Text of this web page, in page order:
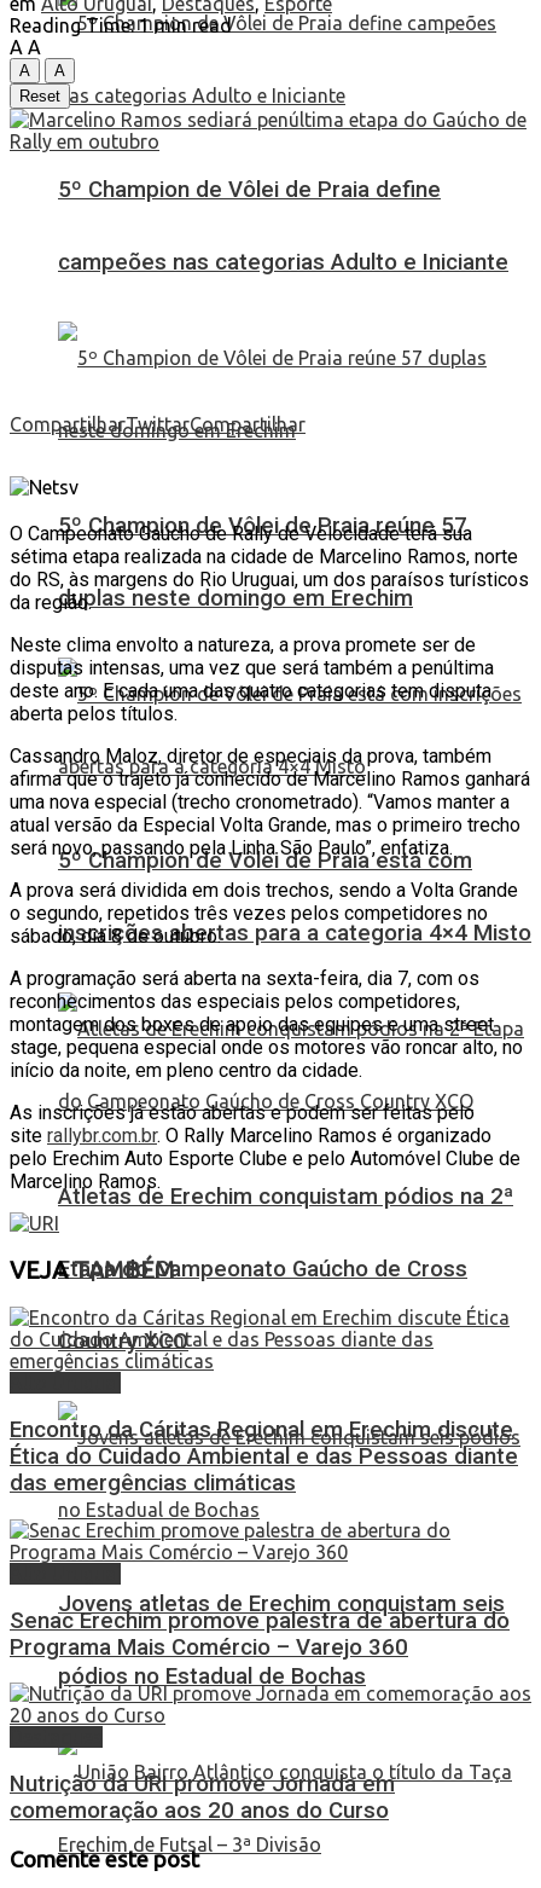
5º Champion de Vôlei de Praia define
campeões nas categorias Adulto e Iniciante
5º Champion de Vôlei de Praia reúne 57
duplas neste domingo em Erechim
5º Champion de Vôlei de Praia está com
inscrições abertas para a categoria 4×4 Misto
Atletas de Erechim conquistam pódios na 2ª
Etapa do Campeonato Gaúcho de Cross
Country XCO
Jovens atletas de Erechim conquistam seis
pódios no Estadual de Bochas
Reading Time: 1 min read
A A
A
A
Reset
CompartilharTwittarCompartilhar
O Campeonato Gaúcho de Rally de Velocidade terá sua
sétima etapa realizada na cidade de Marcelino Ramos, norte
do RS, às margens do Rio Uruguai, um dos paraísos turísticos
da região.
Neste clima envolto a natureza, a prova promete ser de
disputas intensas, uma vez que será também a penúltima
deste ano. E cada uma das quatro categorias tem disputa
aberta pelos títulos.
Cassandro Maloz, diretor de especiais da prova, também
afirma que o trajeto já conhecido de Marcelino Ramos ganhará
uma nova especial (trecho cronometrado). “Vamos manter a
atual versão da Especial Volta Grande, mas o primeiro trecho
será novo, passando pela Linha São Paulo”, enfatiza.
A prova será dividida em dois trechos, sendo a Volta Grande
o segundo, repetidos três vezes pelos competidores no
sábado, dia 8 de outubro.
A programação será aberta na sexta-feira, dia 7, com os
reconhecimentos das especiais pelos competidores,
montagem dos boxes de apoio das equipes e uma street
stage, pequena especial onde os motores vão roncar alto, no
início da noite, em pleno centro da cidade.
As inscrições já estão abertas e podem ser feitas pelo
site rallybr.com.br. O Rally Marcelino Ramos é organizado
pelo Erechim Auto Esporte Clube e pelo Automóvel Clube de
Marcelino Ramos.
VEJATAMBÉM
Encontro da Cáritas Regional em Erechim discute
Ética do Cuidado Ambiental e das Pessoas diante
das emergências climáticas
Senac Erechim promove palestra de abertura do
Programa Mais Comércio – Varejo 360
Nutrição da URI promove Jornada em
comemoração aos 20 anos do Curso
Comente este post